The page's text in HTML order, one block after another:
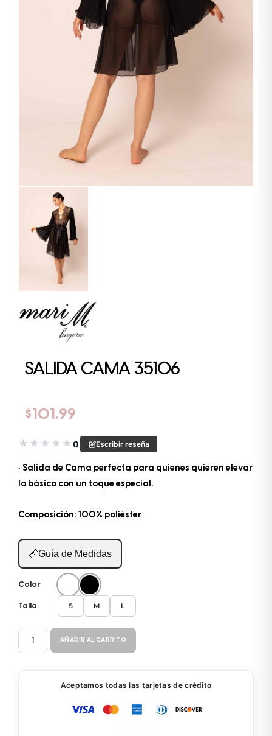
SALIDA CAMA 35106
$101.99
★ ★ ★ ★ ★0 Escribir reseña
• Salida de Cama perfecta para quienes quieren elevar
lo básico con un toque especial.
Composición: 100% poliéster
📏Guía de Medidas
Color
Talla S M L
SALIDA
CAMA
cantidad
AÑADIR AL CARRITO
Aceptamos todas las tarjetas de crédito